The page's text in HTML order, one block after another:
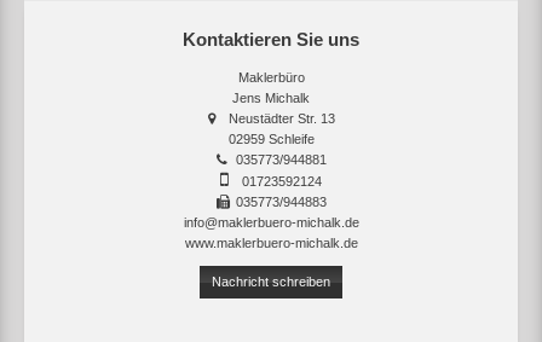
Kontaktieren Sie uns
Maklerbüro
Jens Michalk
Neustädter Str. 13
02959 Schleife
035773/944881
01723592124
035773/944883
info@maklerbuero-michalk.de
www.maklerbuero-michalk.de
Nachricht schreiben